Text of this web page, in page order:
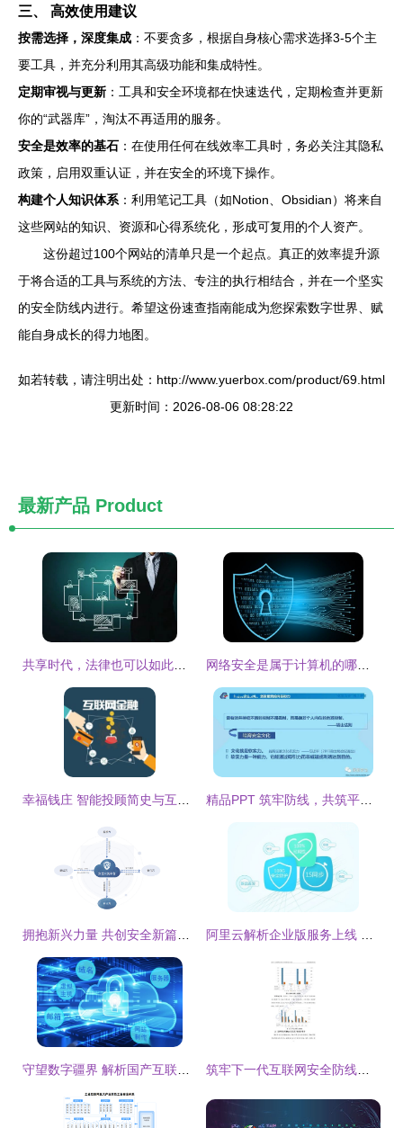
三、 高效使用建议
按需选择，深度集成 ：不要贪多，根据自身核心需求选择3-5个主
要工具，并充分利用其高级功能和集成特性。
定期审视与更新 ：工具和安全环境都在快速迭代，定期检查并更新
你的“武器库”，淘汰不再适用的服务。
安全是效率的基石 ：在使用任何在线效率工具时，务必关注其隐私
政策，启用双重认证，并在安全的环境下操作。
构建个人知识体系：利用笔记工具（如Notion、Obsidian）将来自
这些网站的知识、资源和心得系统化，形成可复用的个人资产。
这份超过100个网站的清单只是一个起点。真正的效率提升源
于将合适的工具与系统的方法、专注的执行相结合，并在一个坚实
的安全防线内进行。希望这份速查指南能成为您探索数字世界、赋
能自身成长的得力地图。
如若转载，请注明出处：http://www.yuerbox.com/product/69.html
更新时间：2026-08-06 08:28:22
最新产品 Product
共享时代，法律也可以如此共享——互联网安全服务新范式 网络安全是属于计算机的哪一个专业及互联网安全服务的解析
幸福钱庄 智能投顾简史与互联网安全服务的新边界 精品PPT 筑牢防线，共筑平安——互联网安全服务机构建立健全全员安全生产责任制指南
拥抱新兴力量 共创安全新篇章——融联易云、东软、华安网信正式加入CSA大中华区 阿里云解析企业版服务上线 提供百G域名防护保障，护航互联网安全
守望数字疆界 解析国产互联网安全的防护未来 筑牢下一代互联网安全防线——《IPv6网络安全白皮书》解读与互联网服务安全新趋势